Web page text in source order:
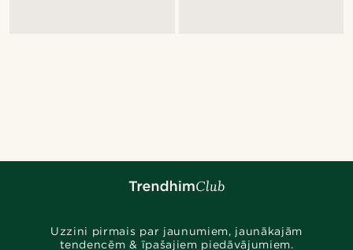
Uzzini pirmais par jaunumiem, jaunākajām
tendencēm & īpašajiem piedāvājumiem.